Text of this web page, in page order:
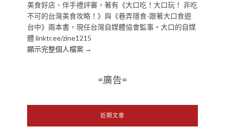
美食好店、伴手禮評審，著有《大口吃！大口玩！ 非吃
不可的台灣美食攻略！》與《巷弄隱食-跟著大口食遊
台中》兩本書，現任台灣自媒體協會監事。大口的自媒
體 linktr.ee/zine1215
顯示完整個人檔案 →
=廣告=
近期文章